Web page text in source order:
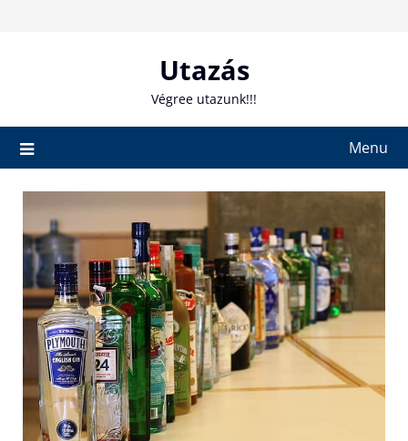
Utazás
Végree utazunk!!!
Menu